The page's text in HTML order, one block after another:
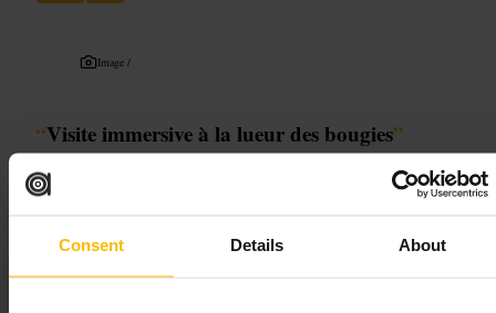
Consent Details About
Image /
“Visite immersive à la lueur des bougies”